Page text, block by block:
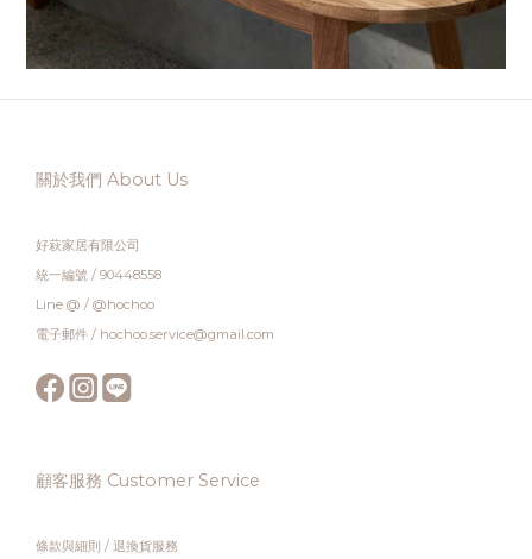
關於我們 About Us
好萩家居有限公司
統一編號 / 90448558
Line @ / @hochoo
電子郵件 / hochoo.service@gmail.com
顧客服務 Customer Service
條款與細則 / 退換貨服務